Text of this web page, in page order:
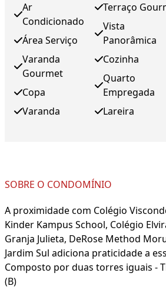
Ar
Condicionado
Área Serviço
Varanda
Gourmet
Copa
Varanda
Terraço
Vista
Panorâmica
Cozinha
Quarto
Empregada
Lareira
SOBRE O CONDOMÍNIO
A proximidade com Colégio
Kinder Kampus School, Colégio
Granja Julieta, DeRose Method
Jardim Sul adiciona praticidade a
Composto por duas torres iguais -
(B)